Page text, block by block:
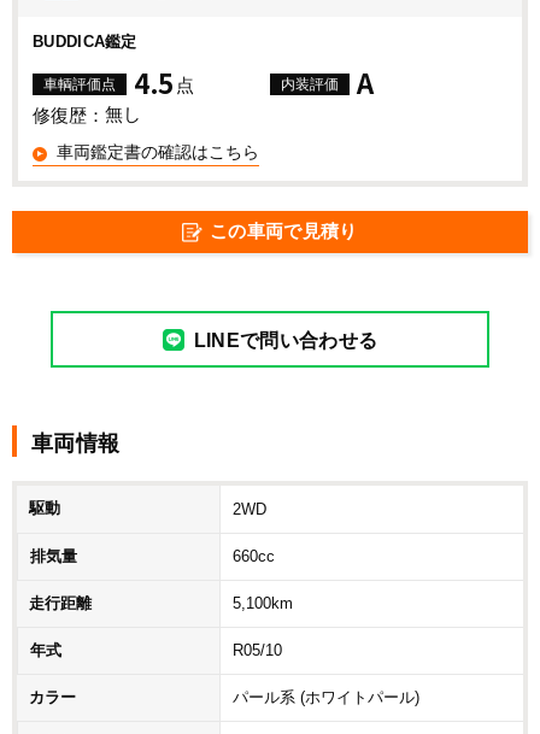
BUDDICA鑑定
車輌評価点 4.5 点 内装評価 A
修復歴： 無し
車両鑑定書の確認はこちら
この車両で見積り
LINEで問い合わせる
車両情報
駆動 2WD
排気量 660cc
走行距離 5,100km
年式 R05/10
カラー パール系 (ホワイトパール)